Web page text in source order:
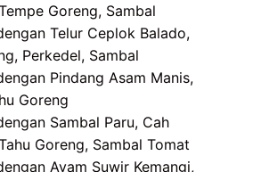
Goreng, Sambal
Telur Ceplok Balado,
Perkedel, Sambal
Pindang Asam Manis,
Goreng
Sambal Paru, Cah
Goreng, Sambal Tomat
Ayam Suwir Kemangi,